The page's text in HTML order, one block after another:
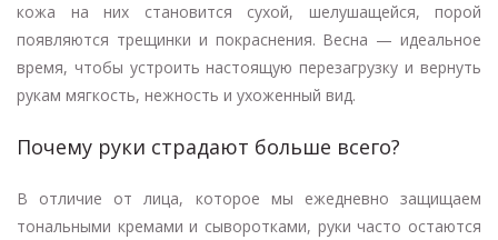
кожа на них становится сухой, шелушащейся, порой
появляются трещинки и покраснения. Весна — идеальное
время, чтобы устроить настоящую перезагрузку и вернуть
рукам мягкость, нежность и ухоженный вид.
Почему руки страдают больше всего?
В отличие от лица, которое мы ежедневно защищаем
тональными кремами и сыворотками, руки часто остаются